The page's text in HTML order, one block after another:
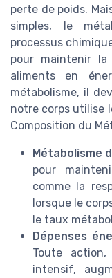
perte de poids.
simples, le
processus
pour maintenir
aliments en
métabolisme, il
notre corps utilise
Composition du
Métabolisme
pour
comme la
lorsque le
le taux
Dépenses
Toute
intensif,